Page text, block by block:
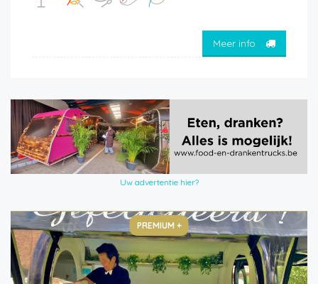
Meer info
Uw advertentie hier?
PREMIUM +